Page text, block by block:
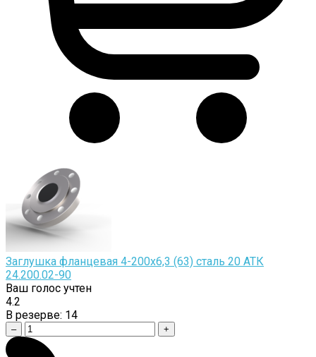
Заглушка фланцевая 4-200х6,3 (63) сталь 20 АТК
24.200.02-90
Ваш голос учтен
4.2
В резерве: 14
– +